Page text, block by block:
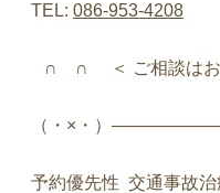
TEL: 086-953-4208
∩ ∩ ＜ ご相談は
（・ × ・）
予約優先性 交通事故